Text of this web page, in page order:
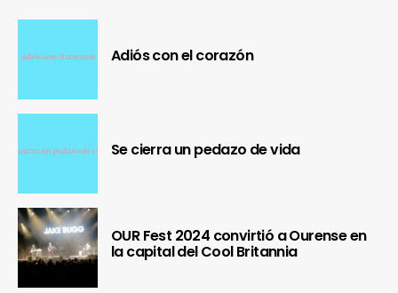
Adiós con el corazón
Se cierra un pedazo de vida
OUR Fest 2024 convirtió a Ourense en
la capital del Cool Britannia